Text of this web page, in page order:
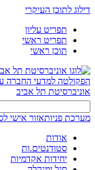
דילוג לתוכן העיקרי
תפריט עליון
תפריט ראשי
תוכן ראשי
הפקולטה למדעי החברה
אוניברסיטת תל אביב
מערכת פניותאזור אישי
אודות
סטודנטים.ות
יחידות אקדמיות